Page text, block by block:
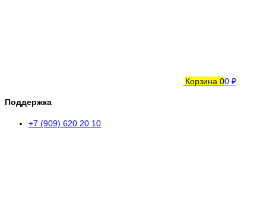
Корзина 00 ₽
Поддержка
+7 (909) 620 20 10